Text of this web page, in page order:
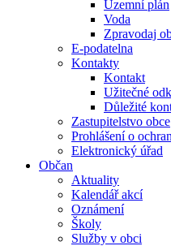
Územní plán
Voda
Zpravodaj
E-podatelna
Kontakty
Kontakt
Užitečné
Důležité
Zastupitelstvo obce
Prohlášení o
Elektronický úřad
Občan
Aktuality
Kalendář akcí
Oznámení
Školy
Služby v obci